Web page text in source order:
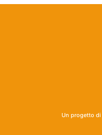
Un progetto di